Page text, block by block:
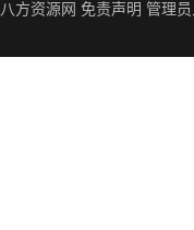
八方资源网 免责声明 管理员